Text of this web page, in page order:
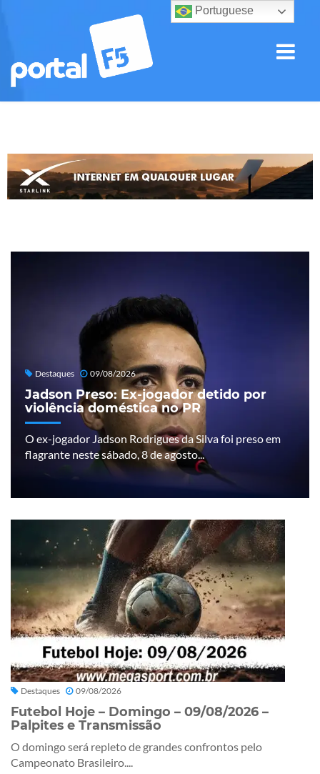
Destaques 09/08/2026
Jadson Preso: Ex-jogador detido por
violência doméstica no PR
O ex-jogador Jadson Rodrigues da Silva foi preso em
flagrante neste sábado, 8 de agosto...
Destaques 09/08/2026
Futebol Hoje – Domingo – 09/08/2026 –
Palpites e Transmissão
O domingo será repleto de grandes confrontos pelo
Campeonato Brasileiro....
Portuguese